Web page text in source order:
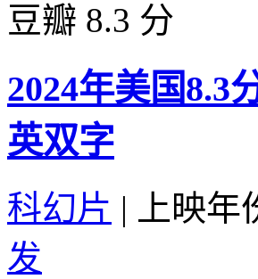
豆瓣 8.3 分
2024年美国8.3
英双字
科幻片 | 上映年
发